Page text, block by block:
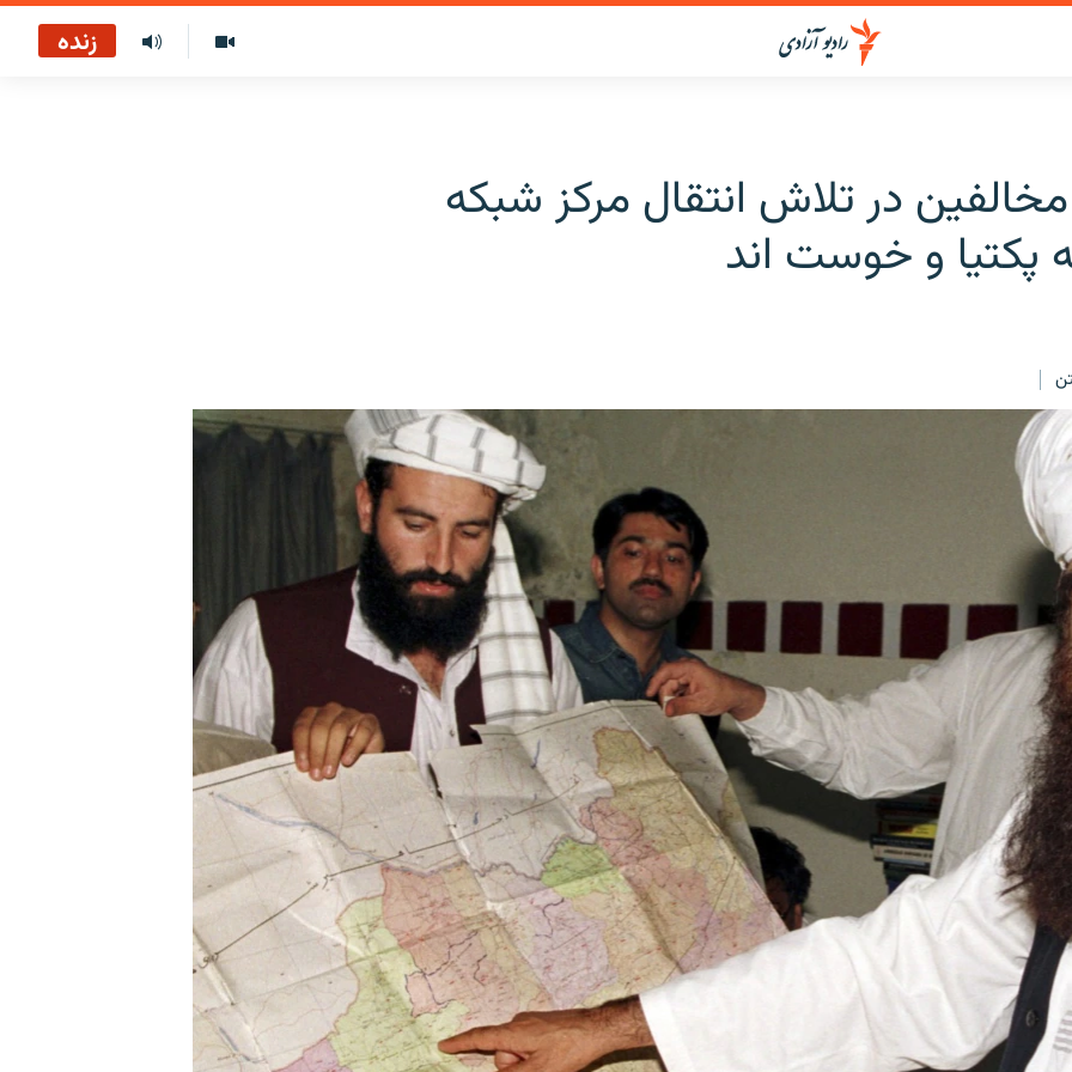
زنده
در تلاش انتقال مرکز شبکه
پکتیا و خوست اند